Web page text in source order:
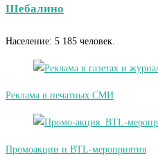
Шебалино
Население: 5 185 человек.
Реклама в печатных СМИ
Промоакции и BTL-мероприятия